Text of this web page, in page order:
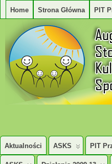
Home Strona Główna PIT
AUGUSTOWSKIE
Aktualności ASKS PIT